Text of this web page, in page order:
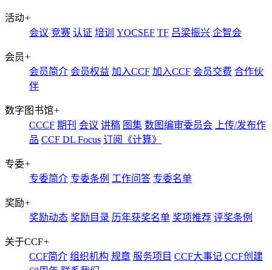
活动+
会议 竞赛 认证 培训 YOCSEF TF 吕梁振兴 企智会
会员+
会员简介 会员权益 加入CCF 加入CCF 会员交费 合作伙
伴
数字图书馆+
CCCF 期刊 会议 讲稿 图集 数图编审委员会
上传/发布作
品 CCF DL Focus 订阅《计算》
专委+
专委简介 专委条例 工作问答 专委名单
奖励+
奖励动态 奖励目录 历年获奖名单 奖项推荐 评奖条例
关于CCF+
CCF简介 组织机构 规章 服务项目 CCF大事记 CCF创建